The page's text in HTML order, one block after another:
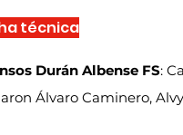
técnica
Durán Albense FS:
Álvaro Caminero,